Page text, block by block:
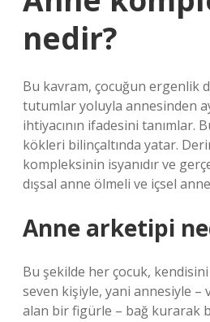
nedir?
Bu kavram, çocuğun ergenlik
tutumlar yoluyla annesinden
ihtiyacının ifadesini tanımlar.
kökleri bilinçaltında yatar.
kompleksinin isyanıdır ve
dışsal anne ölmeli ve içsel
Anne arketipi
Bu şekilde her çocuk,
seven kişiyle, yani annesiyle –
alan bir figürle – bağ kurarak